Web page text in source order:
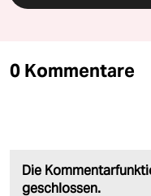
0 Kommentare
Die
geschlossen.